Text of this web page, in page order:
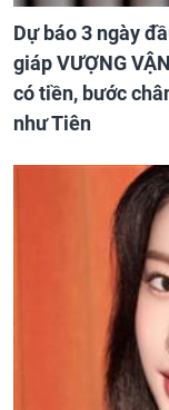
Dự báo 3 ngày
giáp VƯỢNG
có tiền, bước
như Tiên